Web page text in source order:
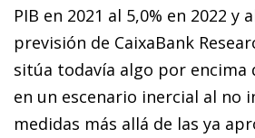
PIB en 2021 al 5,0% en 2022 y
previsión de CaixaBank
sitúa todavía algo por encima
en un escenario inercial al no
medidas más allá de las ya